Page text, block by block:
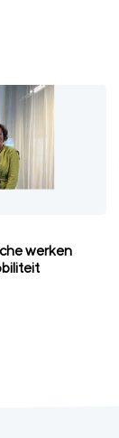
werken